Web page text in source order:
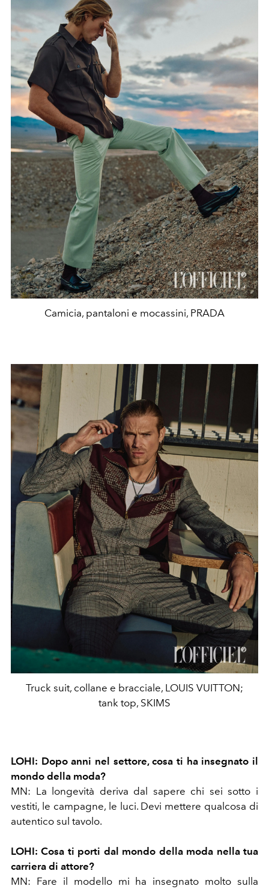
Camicia, pantaloni e mocassini, PRADA
Truck suit, collane e bracciale, LOUIS VUITTON;
tank top, SKIMS
LOHI: Dopo anni nel settore, cosa ti ha insegnato il
mondo della moda?
MN: La longevità deriva dal sapere chi sei sotto i
vestiti, le campagne, le luci. Devi mettere qualcosa di
autentico sul tavolo.
LOHI: Cosa ti porti dal mondo della moda nella tua
carriera di attore?
MN: Fare il modello mi ha insegnato molto sulla